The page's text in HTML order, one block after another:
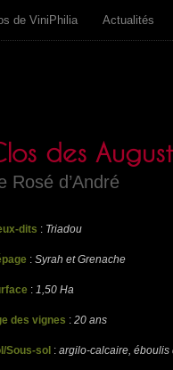
de ViniPhilia Actualités
des
Rosé d’André
dits : Triadou
: Syrah et Grenache
: 1,50 Ha
des vignes : 20 ans
Sous-sol : argilo-calcaire, éboulis